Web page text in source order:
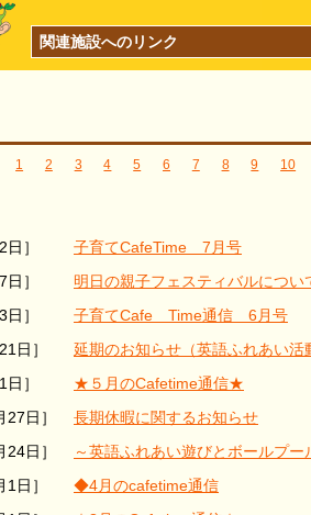
関連施設へのリンク
1 2 3 4 5 6 7 8 9 10
］
子育てCafeTime 7月号
］
明日の親子フェスティバルについ
］
子育てCafe Time通信 6月号
日］
延期のお知らせ（英語ふれあい活
］
★５月のCafetime通信★
27日］
長期休暇に関するお知らせ
24日］
～英語ふれあい遊びとボールプー
1日］
◆4月のcafetime通信